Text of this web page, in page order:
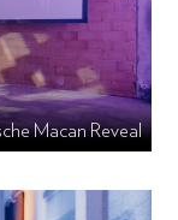
Macan Reveal